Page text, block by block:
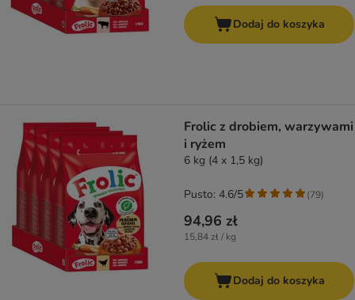
Dodaj do koszyka
Frolic z drobiem, warzywami
i ryżem
6 kg (4 x 1,5 kg)
94,96 zł
15,84 zł / kg
Pusto: 4.6/5 (79)
Dodaj do koszyka